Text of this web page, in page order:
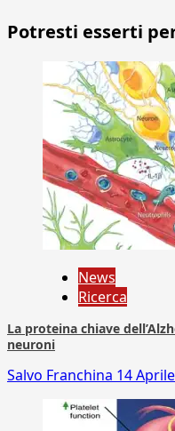
Potresti esserti
News
Ricerca
La proteina chiave
neuroni
Salvo Franchina 14